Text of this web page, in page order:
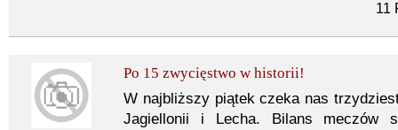
11
Po 15 zwycięstwo w historii!
W najbliższy piątek czeka nas
Jagiellonii i Lecha. Bilans meczów